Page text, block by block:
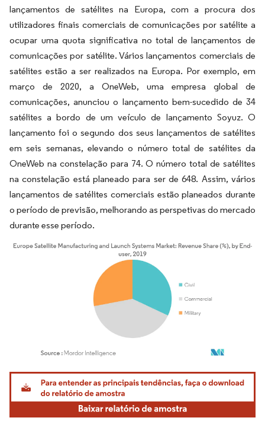
lançamentos de satélites na Europa, com a procura dos
utilizadores finais comerciais de comunicações por satélite a
ocupar uma quota significativa no total de lançamentos de
comunicações por satélite. Vários lançamentos comerciais de
satélites estão a ser realizados na Europa. Por exemplo, em
março de 2020, a OneWeb, uma empresa global de
comunicações, anunciou o lançamento bem-sucedido de 34
satélites a bordo de um veículo de lançamento Soyuz. O
lançamento foi o segundo dos seus lançamentos de satélites
em seis semanas, elevando o número total de satélites da
OneWeb na constelação para 74. O número total de satélites
na constelação está planeado para ser de 648. Assim, vários
lançamentos de satélites comerciais estão planeados durante
o período de previsão, melhorando as perspetivas do mercado
durante esse período.
Imagem © Mordor Intelligence. O reuso requer atribuição conforme CC BY 4.0.